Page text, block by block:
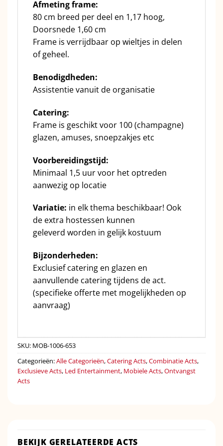
Afmeting frame:
80 cm breed per deel en 1,17 hoog,
Doorsnede 1,60 cm
Frame is verrijdbaar op wieltjes in delen
of geheel.
Benodigdheden:
Assistentie vanuit de organisatie
Catering:
Frame is geschikt voor 100 (champagne)
glazen, amuses, snoepzakjes etc
Voorbereidingstijd:
Minimaal 1,5 uur voor het optreden
aanwezig op locatie
Variatie: in elk thema beschikbaar! Ook
de extra hostessen kunnen
geleverd worden in gelijk kostuum
Bijzonderheden:
Exclusief catering en glazen en
aanvullende catering tijdens de act.
(specifieke offerte met mogelijkheden op
aanvraag)
SKU: MOB-1006-653
Categorieën:Alle Categorieën,Catering Acts,Combinatie Acts,
Exclusieve Acts, Led Entertainment, Mobiele Acts,Ontvangst
Acts
BEKIJK GERELATEERDE ACTS